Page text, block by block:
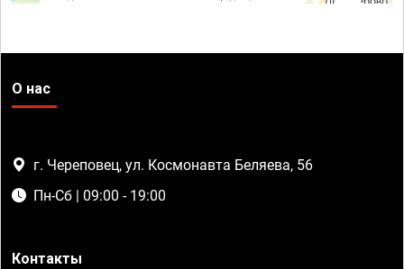
О нас
г. Череповец, ул. Космонавта Беляева, 56
Пн-Сб | 09:00 - 19:00
Контакты